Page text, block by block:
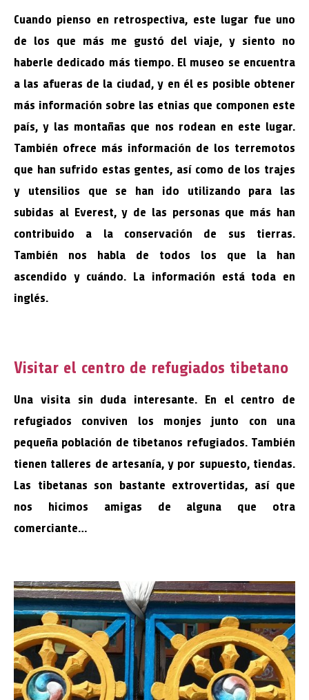
Cuando pienso en retrospectiva, este lugar fue uno
de los que más me gustó del viaje, y siento no
haberle dedicado más tiempo. El museo se encuentra
a las afueras de la ciudad, y en él es posible obtener
más información sobre las etnias que componen este
país, y las montañas que nos rodean en este lugar.
También ofrece más información de los terremotos
que han sufrido estas gentes, así como de los trajes
y utensilios que se han ido utilizando para las
subidas al Everest, y de las personas que más han
contribuido a la conservación de sus tierras.
También nos habla de todos los que la han
ascendido y cuándo. La información está toda en
inglés.
Visitar el centro de refugiados tibetano
Una visita sin duda interesante. En el centro de
refugiados conviven los monjes junto con una
pequeña población de tibetanos refugiados. También
tienen talleres de artesanía, y por supuesto, tiendas.
Las tibetanas son bastante extrovertidas, así que
nos hicimos amigas de alguna que otra
comerciante…